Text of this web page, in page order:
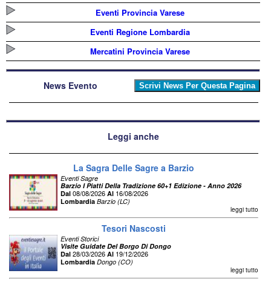
Eventi Provincia Varese
Eventi Regione Lombardia
Mercatini Provincia Varese
News Evento
Leggi anche
La Sagra Delle Sagre a Barzio
Eventi Sagre
Barzio I Piatti Della Tradizione 60+1 Edizione - Anno 2026
Dal 08/08/2026 Al 16/08/2026
Lombardia Barzio (LC)
leggi tutto
Tesori Nascosti
Eventi Storici
Visite Guidate Del Borgo Di Dongo
Dal 28/03/2026 Al 19/12/2026
Lombardia Dongo (CO)
leggi tutto